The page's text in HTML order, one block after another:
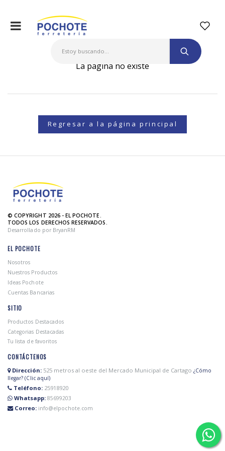
La página no existe
Regresar a la página principal
© COPYRIGHT 2026 - EL POCHOTE.
TODOS LOS DERECHOS RESERVADOS.
Desarrollado por BryanRM
EL POCHOTE
Nosotros
Nuestros Productos
Ideas Pochote
Cuentas Bancarias
SITIO
Productos Destacados
Categorias Destacadas
Tu lista de favoritos
CONTÁCTENOS
Dirección: 525 metros al oeste del Mercado Municipal de Cartago ¿Cómo
llegar? (Clic aquí)
Teléfono: 25918920
Whatsapp: 85699203
Correo: info@elpochote.com